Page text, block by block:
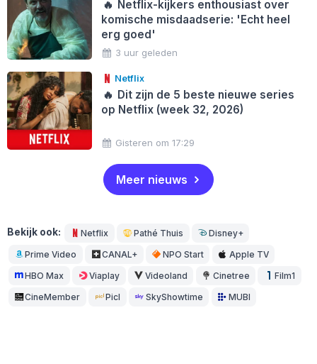
🔥 Netflix-kijkers enthousiast over
komische misdaadserie: 'Echt heel
erg goed'
3 uur geleden
Netflix
🔥 Dit zijn de 5 beste nieuwe series
op Netflix (week 32, 2026)
Gisteren om 17:29
Meer nieuws
Bekijk ook: Netflix Pathé Thuis Disney+
Prime Video CANAL+ NPO Start Apple TV
HBO Max Viaplay Videoland Cinetree Film1
CineMember Picl SkyShowtime MUBI